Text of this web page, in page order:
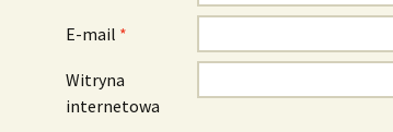
E-mail *
Witryna
internetowa